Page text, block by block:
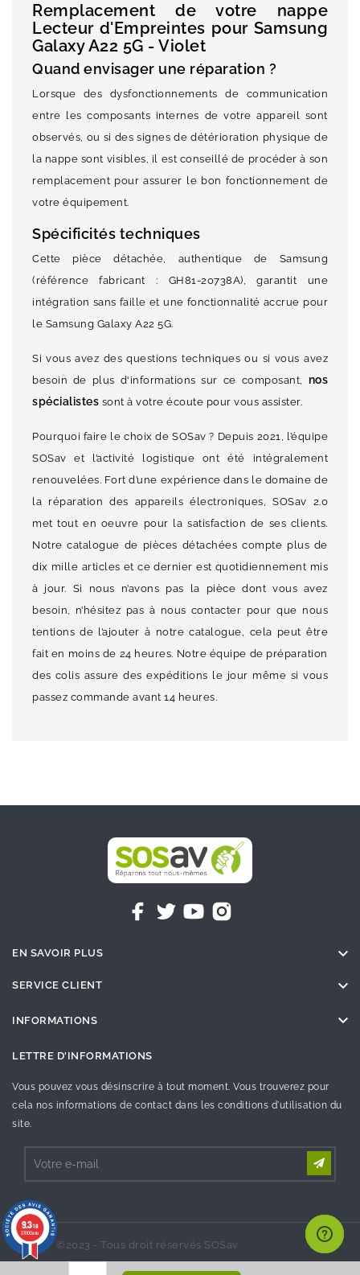
Remplacement de votre nappe
Lecteur d'Empreintes pour Samsung
Galaxy A22 5G - Violet
Quand envisager une réparation ?
Lorsque des dysfonctionnements de communication
entre les composants internes de votre appareil sont
observés, ou si des signes de détérioration physique de
la nappe sont visibles, il est conseillé de procéder à son
remplacement pour assurer le bon fonctionnement de
votre équipement.
Spécificités techniques
Cette pièce détachée, authentique de Samsung
(référence fabricant : GH81-20738A), garantit une
intégration sans faille et une fonctionnalité accrue pour
le Samsung Galaxy A22 5G.
Si vous avez des questions techniques ou si vous avez
besoin de plus d'informations sur ce composant, nos
spécialistes sont à votre écoute pour vous assister.
Pourquoi faire le choix de SOSav ? Depuis 2021, l’équipe
SOSav et l’activité logistique ont été intégralement
renouvelées. Fort d’une expérience dans le domaine de
la réparation des appareils électroniques, SOSav 2.0
met tout en oeuvre pour la satisfaction de ses clients.
Notre catalogue de pièces détachées compte plus de
dix mille articles et ce dernier est quotidiennement mis
à jour. Si nous n’avons pas la pièce dont vous avez
besoin, n’hésitez pas à nous contacter pour que nous
tentions de l’ajouter à notre catalogue, cela peut être
fait en moins de 24 heures. Notre équipe de préparation
des colis assure des expéditions le jour même si vous
passez commande avant 14 heures.
EN SAVOIR PLUS 
SERVICE CLIENT 
INFORMATIONS 
LETTRE D'INFORMATIONS
Vous pouvez vous désinscrire à tout moment. Vous trouverez pour
cela nos informations de contact dans les conditions d'utilisation du
site.
©2023 - Tous droit réservés SOSav
9.3/10
27000 avis